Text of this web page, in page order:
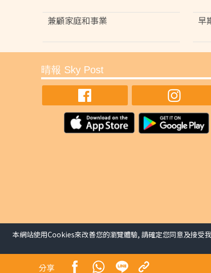
兼顧家庭和事業 早
分享
晴報 Sky Post
本網站使用Cookies來改善您的瀏覽體驗, 請確定您同意及接受